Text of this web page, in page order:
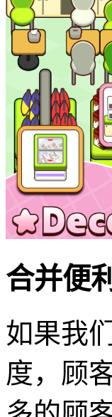
合并便
如果我
度，顾